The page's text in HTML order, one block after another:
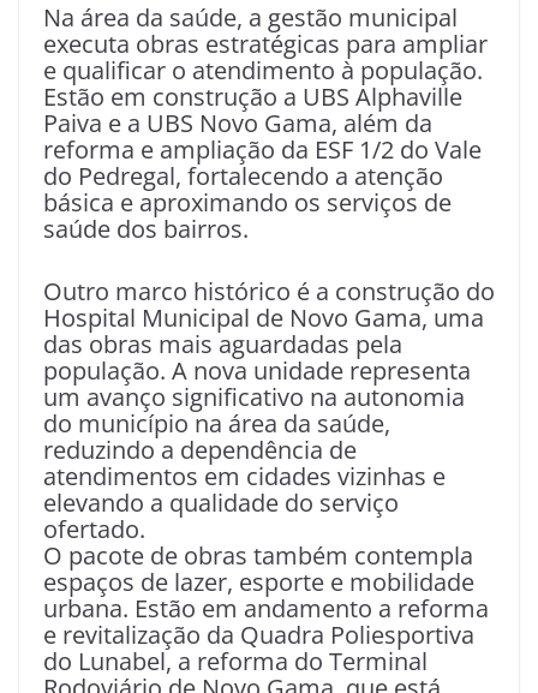
Na área da saúde, a gestão municipal
executa obras estratégicas para ampliar
e qualificar o atendimento à população.
Estão em construção a UBS Alphaville
Paiva e a UBS Novo Gama, além da
reforma e ampliação da ESF 1/2 do Vale
do Pedregal, fortalecendo a atenção
básica e aproximando os serviços de
saúde dos bairros.
Outro marco histórico é a construção do
Hospital Municipal de Novo Gama, uma
das obras mais aguardadas pela
população. A nova unidade representa
um avanço significativo na autonomia
do município na área da saúde,
reduzindo a dependência de
atendimentos em cidades vizinhas e
elevando a qualidade do serviço
ofertado.
O pacote de obras também contempla
espaços de lazer, esporte e mobilidade
urbana. Estão em andamento a reforma
e revitalização da Quadra Poliesportiva
do Lunabel, a reforma do Terminal